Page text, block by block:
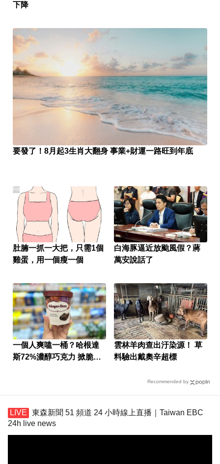
下降
要發了！8月起3生肖大翻身 事業+財運一路旺到年底
肚腩一抓一大把，只需1個
雞蛋，用一個瘦一個
PR
白海豚逼近放颱風假？蔣
萬安說話了
一個人爽嗑一桶？哈根達
斯72%濃醇巧克力 掀脆友
PR
雲林羊肉查出汙染源！ 草
料驗出戴奧辛超標
Recommended by
東森新聞 51 頻道 24 小時線上直播｜Taiwan EBC
24h live news